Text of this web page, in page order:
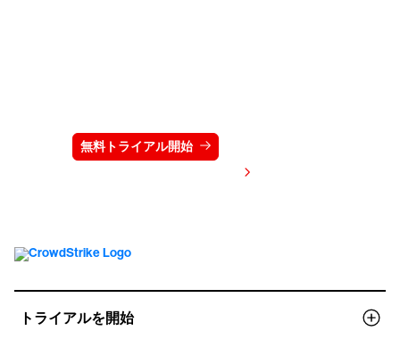
無料トライアル開始
トライアルを開始